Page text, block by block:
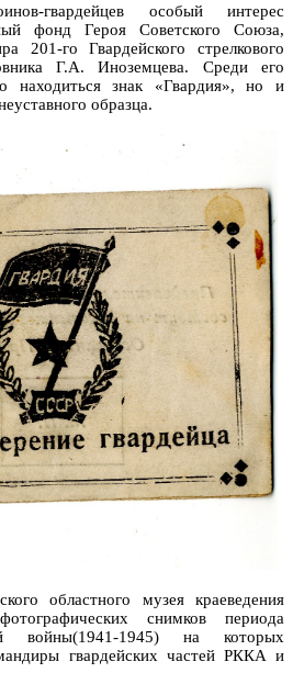
гвардейцев особый интерес
фонд Героя Советского Союза,
201-го Гвардейского стрелкового
Г.А. Иноземцева. Среди его
находиться знак «Гвардия», но и
образца.
областного музея краеведения
снимков периода
войны(1941-1945) на которых
гвардейских частей РККА и